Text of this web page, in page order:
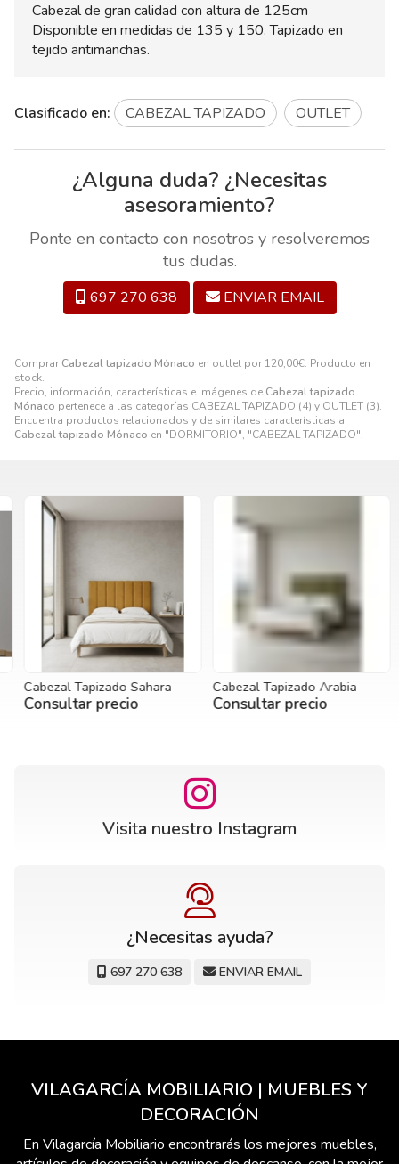
Comprar Cabezal tapizado Mónaco en outlet por 120,00€. Producto en
stock.
Precio, información, características e imágenes de Cabezal tapizado
Mónaco pertenece a las categorías CABEZAL TAPIZADO (4) y OUTLET (3).
Encuentra productos relacionados y de similares características a
Cabezal tapizado Mónaco en "DORMITORIO", "CABEZAL TAPIZADO".
Cabezal de gran calidad con altura de 125cm
Disponible en medidas de 135 y 150. Tapizado en
tejido antimanchas.
Clasificado en: CABEZAL TAPIZADO OUTLET
¿Alguna duda? ¿Necesitas
asesoramiento?
Ponte en contacto con nosotros y resolveremos
tus dudas.
697 270 638 ENVIAR EMAIL
Cabezal Tapizado Sahara
Consultar precio
Cabezal Tapizado Arabia
Consultar precio
Visita nuestro Instagram
¿Necesitas ayuda?
697 270 638 ENVIAR EMAIL
VILAGARCÍA MOBILIARIO | MUEBLES Y
DECORACIÓN
En Vilagarcía Mobiliario encontrarás los mejores muebles,